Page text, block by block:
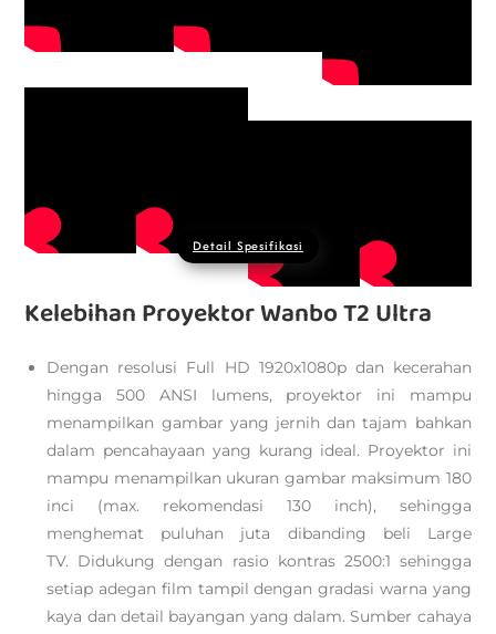
Detail Spesifikasi
Kelebihan Proyektor Wanbo T2 Ultra
Dengan resolusi Full HD 1920x1080p dan kecerahan
hingga 500 ANSI lumens, proyektor ini mampu
menampilkan gambar yang jernih dan tajam bahkan
dalam pencahayaan yang kurang ideal. Proyektor ini
mampu menampilkan ukuran gambar maksimum 180
inci (max. rekomendasi 130 inch), sehingga
menghemat puluhan juta dibanding beli Large
TV. Didukung dengan rasio kontras 2500:1 sehingga
setiap adegan film tampil dengan gradasi warna yang
kaya dan detail bayangan yang dalam. Sumber cahaya